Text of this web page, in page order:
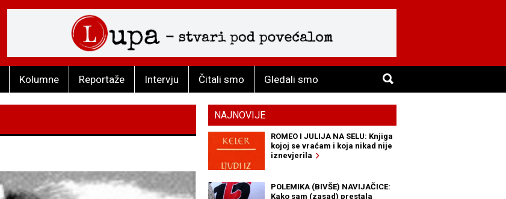
Kolumne Reportaže Intervju Čitali smo Gledali smo
NAJNOVIJE
ROMEO I JULIJA NA SELU: Knjiga
kojoj se vraćam i koja nikad nije
iznevjerila
POLEMIKA (BIVŠE) NAVIJAČICE:
Kako sam (zasad) prestala